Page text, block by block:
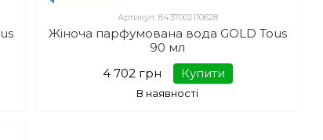
Артикул: 8437002110628
Жіноча парфумована вода GOLD Tous
90 мл
4 702 грн
Купити
В наявності